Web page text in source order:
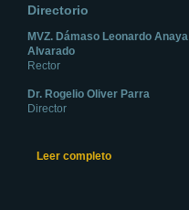
Directorio
MVZ. Dámaso Leonardo Anaya
Alvarado
Rector
Dr. Rogelio Oliver Parra
Director
Leer completo